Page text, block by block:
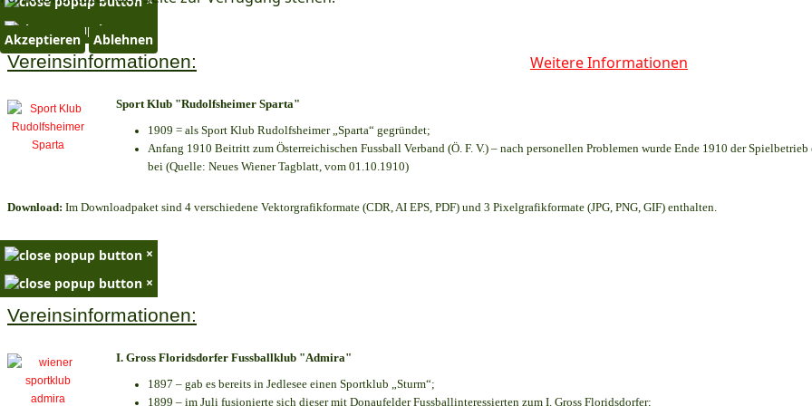
Akzeptieren Ablehnen
Weitere Informationen
Vereinsinformationen:
Sport Klub "Rudolfsheimer Sparta"
1909 = als Sport Klub Rudolfsheimer „Sparta“ gegründet;
Anfang 1910 Beitritt zum Österreichischen Fussball Verband (Ö. F. V.) – nach personellen Problemen wurde Ende 1910 der
bei (Quelle: Neues Wiener Tagblatt, vom 01.10.1910)
Download: Im Downloadpaket sind 4 verschiedene Vektorgrafikformate (CDR, AI EPS, PDF) und 3 Pixelgrafikformate (JPG, PNG, GIF) enthalten.
×
×
Vereinsinformationen:
I. Gross Floridsdorfer Fussballklub "Admira"
1897 – gab es bereits in Jedlesee einen Sportklub „Sturm“;
1899 – im Juli fusionierte sich dieser mit Donaufelder Fussballinteressierten zum I. Gross Floridsdorfer;